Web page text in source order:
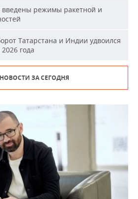
введены режимы ракетной и
Татарстана и Индии удвоился
года
ЗА СЕГОДНЯ